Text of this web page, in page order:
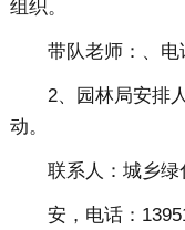
组织。
带队老师：、电
2、园林局安排
动。
联系人：城乡绿
安，电话：